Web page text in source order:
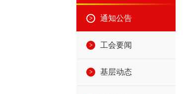
通知公告
工会要闻
基层动态